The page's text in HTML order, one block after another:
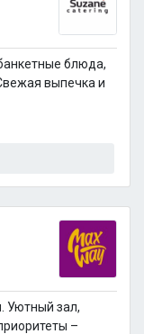
блюда,
выпечка и
Уютный зал,
–